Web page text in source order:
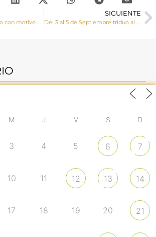
Saluda del Sr. Obispo con motivo de la Feria y Ferias en honor a San Julián
SIGUIENTE
Del 3 al 5 de Septiembre triduo al patrón San Julián en la Catedral
M J V S D
3 4 5 6 7
10 11 12 13 14
17 18 19 20 21